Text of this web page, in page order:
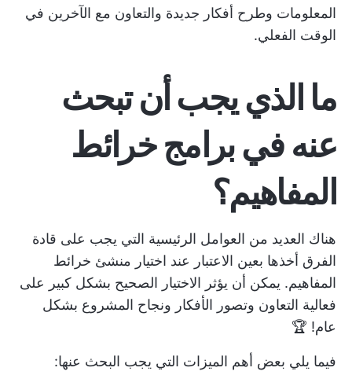
المعلومات وطرح أفكار جديدة والتعاون مع الآخرين في
الوقت الفعلي.
ما الذي يجب أن تبحث
عنه في برامج خرائط
المفاهيم؟
هناك العديد من العوامل الرئيسية التي يجب على قادة
الفرق أخذها بعين الاعتبار عند اختيار منشئ خرائط
المفاهيم. يمكن أن يؤثر الاختيار الصحيح بشكل كبير على
فعالية التعاون وتصور الأفكار ونجاح المشروع بشكل
عام! 🏆
فيما يلي بعض أهم الميزات التي يجب البحث عنها: